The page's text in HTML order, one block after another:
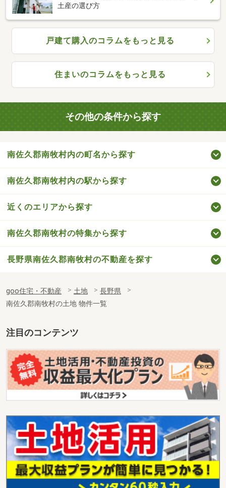
土産の選び方
戸建て購入のコラムをもっと見る
住まいのコラムをもっと見る
その他の条件から探す
南佐久郡南牧村内の町名から探す
南佐久郡南牧村内の駅から探す
近くのエリアから探す
南佐久郡南牧村の特集から探す
長野県南佐久郡南牧村の不動産を探す
goo住宅・不動産 土地
長野県
南佐久郡南牧村の土地 物件一覧
注目のコンテンツ